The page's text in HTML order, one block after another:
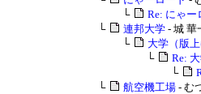
└
Re: にゃー
└
連邦大学 - 城 華
└
大学（版上
└
Re:
└
└
航空機工場 - む